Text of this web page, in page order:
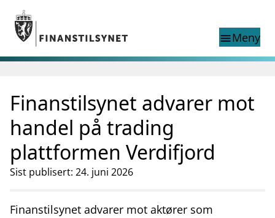
Gå til hovedinnhold
Gå til søkesiden
menuMeny
nettstedet
English
English
English home page
Tilsyn
Aktuelt
Finanstilsynets registre
Tema
supervisor_accountForbrukerinformasjon
Finanstilsynet advarer mot
handel på trading
plattformen Verdifjord
Sist publisert: 24. juni 2026
Finanstilsynet advarer mot aktører som